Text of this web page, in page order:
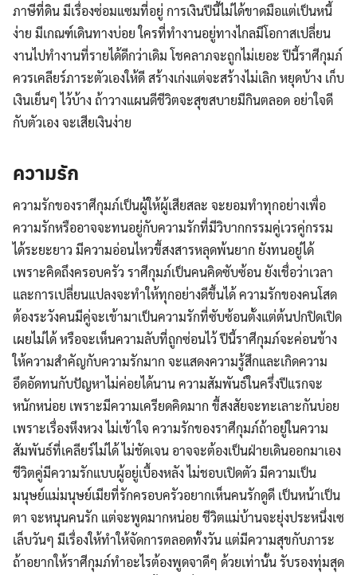
ภาษีที่ดิน มีเรื่องซ่อมแซมที่อยู่ การเงินปีนี้ไม่ได้ขาดมือแต่เป็นหนี้
ง่าย มีเกณฑ์เดินทางบ่อย ใครที่ทำงานอยู่ทางไกลมีโอกาสเปลี่ยน
งานไปทำงานที่รายได้ดีกว่าเดิม โชคลาภจะถูกไม่เยอะ ปีนี้ราศีกุมภ์
ควรเคลียร์ภาระตัวเองให้ดี สร้างเก่งแต่จะสร้างไม่เลิก หยุดบ้าง เก็บ
เงินเย็นๆ ไว้บ้าง ถ้าวางแผนดีชีวิตจะสุขสบายมีกินตลอด อย่าใจดี
กับตัวเอง จะเสียเงินง่าย
ความรัก
ความรักของราศีกุมภ์เป็นผู้ให้ผู้เสียสละ จะยอมทำทุกอย่างเพื่อ
ความรักหรืออาจจะทนอยู่กับความรักที่มีวิบากกรรมคู่เวรคู่กรรม
ได้ระยะยาว มีความอ่อนไหวขี้สงสารหลุดพ้นยาก ยังทนอยู่ได้
เพราะคิดถึงครอบครัว ราศีกุมภ์เป็นคนคิดซับซ้อน ยังเชื่อว่าเวลา
และการเปลี่ยนแปลงจะทำให้ทุกอย่างดีขึ้นได้ ความรักของคนโสด
ต้องระวังคนมีคู่จะเข้ามาเป็นความรักที่ซับซ้อนตั้งแต่ต้นปกปิดเปิด
เผยไม่ได้ หรือจะเห็นความลับที่ถูกซ่อนไว้ ปีนี้ราศีกุมภ์จะค่อนข้าง
ให้ความสำคัญกับความรักมาก จะแสดงความรู้สึกและเกิดความ
อึดอัดทนกับปัญหาไม่ค่อยได้นาน ความสัมพันธ์ในครึ่งปีแรกจะ
หนักหน่อย เพราะมีความเครียดคิดมาก ขี้สงสัยจะทะเลาะกันบ่อย
เพราะเรื่องหึงหวง ไม่เข้าใจ ความรักของราศีกุมภ์ถ้าอยู่ในความ
สัมพันธ์ที่เคลียร์ไม่ได้ ไม่ชัดเจน อาจจะต้องเป็นฝ่ายเดินออกมาเอง
ชีวิตคู่มีความรักแบบผู้อยู่เบื้องหลัง ไม่ชอบเปิดตัว มีความเป็น
มนุษย์แม่มนุษย์เมียที่รักครอบครัวอยากเห็นคนรักดูดี เป็นหน้าเป็น
ตา จะหนุนคนรัก แต่จะพูดมากหน่อย ชีวิตแม่บ้านจะยุ่งประหนึ่งเซ
เล็บวันๆ มีเรื่องให้ทำให้จัดการตลอดทั้งวัน แต่มีความสุขกับภาระ
ถ้าอยากให้ราศีกุมภ์ทำอะไรต้องพูดจาดีๆ ด้วยเท่านั้น รับรองทุ่มสุด